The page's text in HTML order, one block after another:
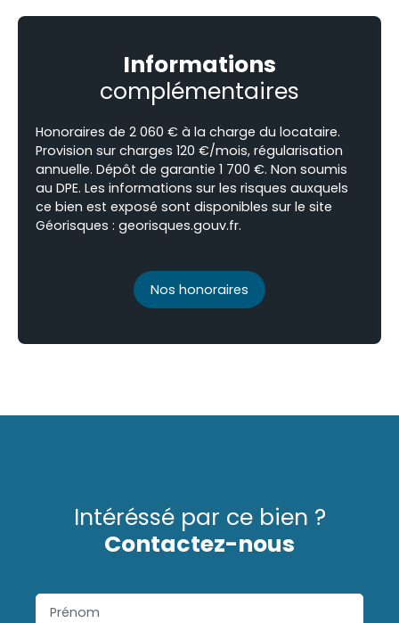
Informations
complémentaires
Honoraires de 2 060 € à la charge du locataire.
Provision sur charges 120 €/mois, régularisation
annuelle. Dépôt de garantie 1 700 €. Non soumis
au DPE. Les informations sur les risques auxquels
ce bien est exposé sont disponibles sur le site
Géorisques : georisques.gouv.fr.
Nos honoraires
Intéréssé par ce bien ?
Contactez-nous
Prénom